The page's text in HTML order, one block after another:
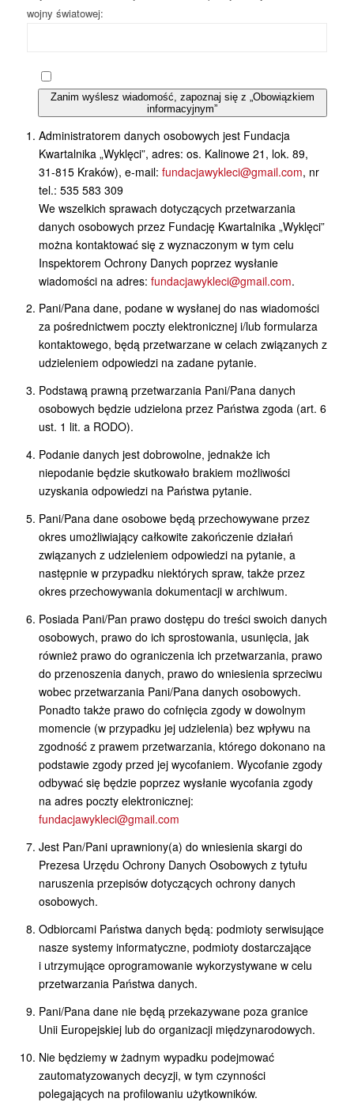
wojny światowej:
Zanim wyślesz wiadomość, zapoznaj się z „Obowiązkiem
informacyjnym”
Administratorem danych osobowych jest Fundacja
Kwartalnika „Wyklęci”, adres: os. Kalinowe 21, lok. 89,
31-815 Kraków), e-mail: fundacjawykleci@gmail.com, nr
tel.: 535 583 309
We wszelkich sprawach dotyczących przetwarzania
danych osobowych przez Fundację Kwartalnika „Wyklęci”
można kontaktować się z wyznaczonym w tym celu
Inspektorem Ochrony Danych poprzez wysłanie
wiadomości na adres: fundacjawykleci@gmail.com.
Pani/Pana dane, podane w wysłanej do nas wiadomości
za pośrednictwem poczty elektronicznej i/lub formularza
kontaktowego, będą przetwarzane w celach związanych z
udzieleniem odpowiedzi na zadane pytanie.
Podstawą prawną przetwarzania Pani/Pana danych
osobowych będzie udzielona przez Państwa zgoda (art. 6
ust. 1 lit. a RODO).
Podanie danych jest dobrowolne, jednakże ich
niepodanie będzie skutkowało brakiem możliwości
uzyskania odpowiedzi na Państwa pytanie.
Pani/Pana dane osobowe będą przechowywane przez
okres umożliwiający całkowite zakończenie działań
związanych z udzieleniem odpowiedzi na pytanie, a
następnie w przypadku niektórych spraw, także przez
okres przechowywania dokumentacji w archiwum.
Posiada Pani/Pan prawo dostępu do treści swoich danych
osobowych, prawo do ich sprostowania, usunięcia, jak
również prawo do ograniczenia ich przetwarzania, prawo
do przenoszenia danych, prawo do wniesienia sprzeciwu
wobec przetwarzania Pani/Pana danych osobowych.
Ponadto także prawo do cofnięcia zgody w dowolnym
momencie (w przypadku jej udzielenia) bez wpływu na
zgodność z prawem przetwarzania, którego dokonano na
podstawie zgody przed jej wycofaniem. Wycofanie zgody
odbywać się będzie poprzez wysłanie wycofania zgody
na adres poczty elektronicznej:
fundacjawykleci@gmail.com
Jest Pan/Pani uprawniony(a) do wniesienia skargi do
Prezesa Urzędu Ochrony Danych Osobowych z tytułu
naruszenia przepisów dotyczących ochrony danych
osobowych.
Odbiorcami Państwa danych będą: podmioty serwisujące
nasze systemy informatyczne, podmioty dostarczające
i utrzymujące oprogramowanie wykorzystywane w celu
przetwarzania Państwa danych.
Pani/Pana dane nie będą przekazywane poza granice
Unii Europejskiej lub do organizacji międzynarodowych.
Nie będziemy w żadnym wypadku podejmować
zautomatyzowanych decyzji, w tym czynności
polegających na profilowaniu użytkowników.